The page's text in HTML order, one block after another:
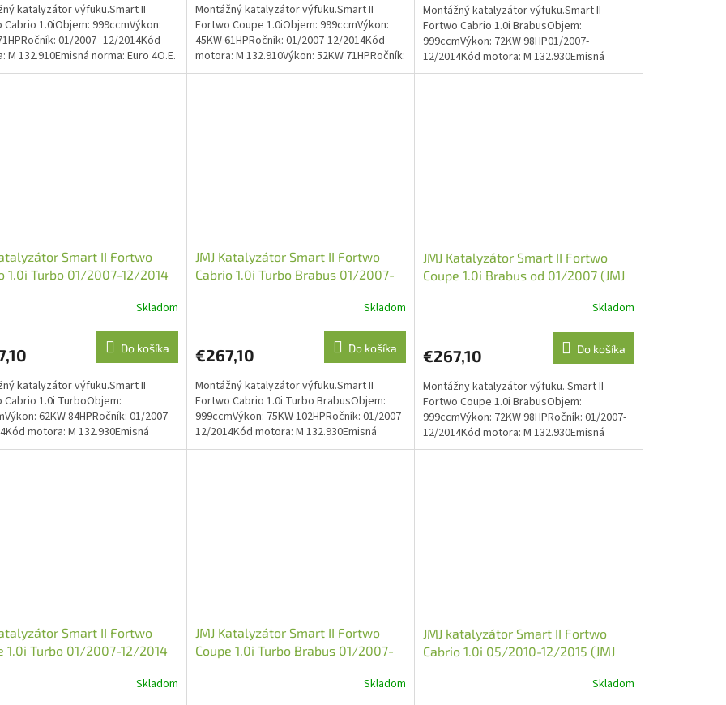
katalyzátor výfuku.Smart II
1.0iObjem: 999ccmVýkon:
01/2007--12/2014Kód
M 132.910Emisná norma: Euro 4O.E.
Montážný katalyzátor výfuku.Smart II
Fortwo Coupe 1.0iObjem: 999ccmVýkon:
45KW 61HPRočník: 01/2007-12/2014Kód
motora: M 132.910Výkon: 52KW 71HPRočník:
01/2007-12/2014Kód motora:...
Montážný katalyzátor výfuku.Smart II
Fortwo Cabrio 1.0i BrabusObjem:
999ccmVýkon: 72KW 98HP01/2007-
12/2014Kód motora: M 132.930Emisná
norma: Euro 4O.E. kód: 4514901481
Smart II Fortwo
1.0i Turbo 01/2007-12/2014
Skladom
Do košíka
katalyzátor výfuku.Smart II
Cabrio 1.0i TurboObjem:
62KW 84HPRočník: 01/2007-
motora: M 132.930Emisná
4O.E. kód: 4514901481
JMJ Katalyzátor Smart II Fortwo
Cabrio 1.0i Turbo Brabus 01/2007-
Skladom
€267,10 Do košíka
Montážný katalyzátor výfuku.Smart II
Fortwo Cabrio 1.0i Turbo BrabusObjem:
999ccmVýkon: 75KW 102HPRočník: 01/2007-
12/2014Kód motora: M 132.930Emisná
norma: Euro 4O.E. kód:...
JMJ Katalyzátor Smart II Fortwo
Coupe 1.0i Brabus od 01/2007 (JMJ
Skladom
€267,10 Do košíka
Montážny katalyzátor výfuku. Smart II
Fortwo Coupe 1.0i BrabusObjem:
999ccmVýkon: 72KW 98HPRočník: 01/2007-
12/2014Kód motora: M 132.930Emisná
norma: Euro 4O.E. kód: 4514901481...
Smart II Fortwo
1.0i Turbo 01/2007-12/2014
Skladom
JMJ Katalyzátor Smart II Fortwo
Coupe 1.0i Turbo Brabus 01/2007-
Skladom
JMJ katalyzátor Smart II Fortwo
Cabrio 1.0i 05/2010-12/2015 (JMJ
Skladom